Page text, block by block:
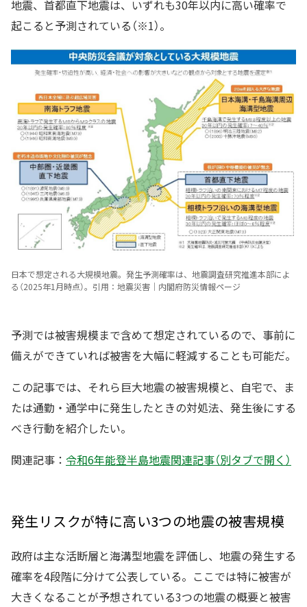
地震、首都直下地震は、いずれも30年以内に高い確率で
起こると予測されている（※1）。
日本で想定される大規模地震。発生予測確率は、地震調査研究推進本部によ
る（2025年1月時点）。引用：地震災害｜内閣府防災情報ページ
予測では被害規模まで含めて想定されているので、事前に
備えができていれば被害を大幅に軽減することも可能だ。
この記事では、それら巨大地震の被害規模と、自宅で、ま
たは通勤・通学中に発生したときの対処法、発生後にする
べき行動を紹介したい。
関連記事： 令和6年能登半島地震関連記事（別タブで開く）
発生リスクが特に高い3つの地震の被害規模
政府は主な活断層と海溝型地震を評価し、地震の発生する
確率を4段階に分けて公表している。ここでは特に被害が
大きくなることが予想されている3つの地震の概要と被害